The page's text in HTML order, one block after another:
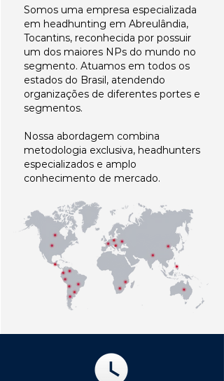
Somos uma empresa especializada
em headhunting em Abreulândia,
Tocantins, reconhecida por possuir
um dos maiores NPs do mundo no
segmento. Atuamos em todos os
estados do Brasil, atendendo
organizações de diferentes portes e
segmentos.
Nossa abordagem combina
metodologia exclusiva, headhunters
especializados e amplo
conhecimento de mercado.